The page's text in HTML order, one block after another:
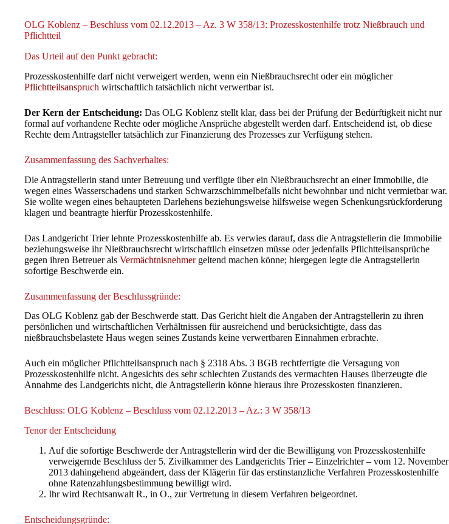
OLG Koblenz – Beschluss vom 02.12.2013 – Az. 3 W 358/13: Prozesskostenhilfe trotz Nießbrauch und
Pflichtteil
Das Urteil auf den Punkt gebracht:
Prozesskostenhilfe darf nicht verweigert werden, wenn ein Nießbrauchsrecht oder ein möglicher
Pflichtteilsanspruch wirtschaftlich tatsächlich nicht verwertbar ist.
Der Kern der Entscheidung: Das OLG Koblenz stellt klar, dass bei der Prüfung der Bedürftigkeit nicht nur
formal auf vorhandene Rechte oder mögliche Ansprüche abgestellt werden darf. Entscheidend ist, ob diese
Rechte dem Antragsteller tatsächlich zur Finanzierung des Prozesses zur Verfügung stehen.
Zusammenfassung des Sachverhaltes:
Die Antragstellerin stand unter Betreuung und verfügte über ein Nießbrauchsrecht an einer Immobilie, die
wegen eines Wasserschadens und starken Schwarzschimmelbefalls nicht bewohnbar und nicht vermietbar war.
Sie wollte wegen eines behaupteten Darlehens beziehungsweise hilfsweise wegen Schenkungsrückforderung
klagen und beantragte hierfür Prozesskostenhilfe.
Das Landgericht Trier lehnte Prozesskostenhilfe ab. Es verwies darauf, dass die Antragstellerin die Immobilie
beziehungsweise ihr Nießbrauchsrecht wirtschaftlich einsetzen müsse oder jedenfalls Pflichtteilsansprüche
gegen ihren Betreuer als Vermächtnisnehmergeltend machen könne; hiergegen legte die Antragstellerin
sofortige Beschwerde ein.
Zusammenfassung der Beschlussgründe:
Das OLG Koblenz gab der Beschwerde statt. Das Gericht hielt die Angaben der Antragstellerin zu ihren
persönlichen und wirtschaftlichen Verhältnissen für ausreichend und berücksichtigte, dass das
nießbrauchsbelastete Haus wegen seines Zustands keine verwertbaren Einnahmen erbrachte.
Auch ein möglicher Pflichtteilsanspruch nach § 2318 Abs. 3 BGB rechtfertigte die Versagung von
Prozesskostenhilfe nicht. Angesichts des sehr schlechten Zustands des vermachten Hauses überzeugte die
Annahme des Landgerichts nicht, die Antragstellerin könne hieraus ihre Prozesskosten finanzieren.
Beschluss: OLG Koblenz – Beschluss vom 02.12.2013 – Az.: 3 W 358/13
Tenor der Entscheidung
Auf die sofortige Beschwerde der Antragstellerin wird der die Bewilligung von Prozesskostenhilfe
verweigernde Beschluss der 5. Zivilkammer des Landgerichts Trier – Einzelrichter – vom 12. November
2013 dahingehend abgeändert, dass der Klägerin für das erstinstanzliche Verfahren Prozesskostenhilfe
ohne Ratenzahlungsbestimmung bewilligt wird.
Ihr wird Rechtsanwalt R., in O., zur Vertretung in diesem Verfahren beigeordnet.
Entscheidungsgründe: